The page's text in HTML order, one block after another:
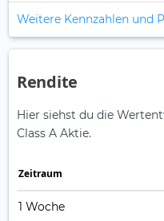
Weitere Kennzahlen und
Rendite
Hier siehst du die
Class A Aktie.
Zeitraum
1 Woche